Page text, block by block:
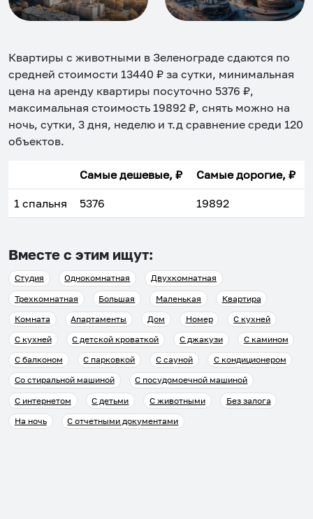
Квартиры с животными в Зеленограде сдаются по
средней стоимости 13440 ₽ за сутки, минимальная
цена на аренду квартиры посуточно 5376 ₽,
максимальная стоимость 19892 ₽, снять можно на
ночь, сутки, 3 дня, неделю и т.д сравнение среди 120
объектов.
Самые дешевые, ₽ Самые дорогие, ₽
1 спальня 5376 19892
Вместе с этим ищут:
Студия Однокомнатная
Двухкомнатная
Трехкомнатная
Большая Маленькая
Квартира
Комната
Апартаменты Дом Номер
С кухней
С кухней
С детской кроваткой С джакузи
С камином
С балконом
С парковкой С сауной
С кондиционером
Со стиральной машиной
С посудомоечной машиной
С интернетом
С детьми С животными
Без залога
На ночь
С отчетными документами